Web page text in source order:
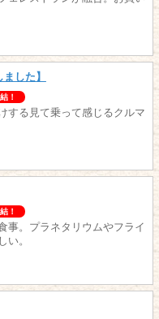
した】
！
する見て乗って感じるクルマ
！
事。プラネタリウムやフライ
い。